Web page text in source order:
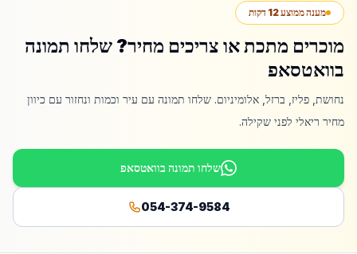
מענה ממוצע 12 דקות
מוכרים מתכת או צריכים מחיר? שלחו תמונה
בוואטסאפ
נחושת, פליז, ברזל, אלומיניום. שלחו תמונה עם עיר וכמות ונחזור עם כיוון
מחיר ריאלי לפני שקילה.
שלחו תמונה בוואטסאפ
054-374-9584